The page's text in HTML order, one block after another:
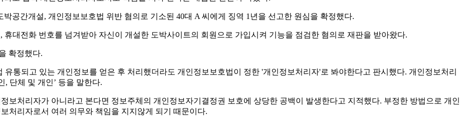
공간개설, 개인정보보호법 위반 혐의로 기소된 40대 A 씨에게 징역 1년을 선고한 원심을 확정했다.
휴대전화 번호를 넘겨받아 자신이 개설한 도박사이트의 회원으로 가입시켜 기능을 점검한 혐의로 재판을 받아왔다.
확정했다.
통되고 있는 개인정보를 얻은 후 처리했더라도 개인정보보호법이 정한 '개인정보처리자'로 봐야한다고 판시했다. 개인정보처리
, 단체 및 개인’ 등을 말한다.
보처리자가 아니라고 본다면 정보주체의 개인정보자기결정권 보호에 상당한 공백이 발생한다고 지적했다. 부정한 방법으로 개인
처리자로서 여러 의무와 책임을 지지않게 되기 때문이다.